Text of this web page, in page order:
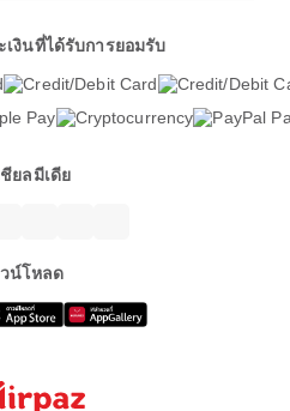
เงินที่ได้รับการยอมรับ
ยลมีเดีย
น์โหลด